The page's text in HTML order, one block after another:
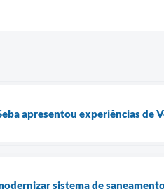
apresentou experiências de
sistema de